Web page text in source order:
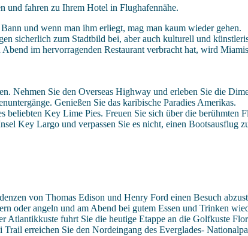
und fahren zu Ihrem Hotel in Flughafennähe.
und wenn man ihm erliegt, mag man kaum wieder gehen.
sicherlich zum Stadtbild bei, aber auch kulturell und
im hervorragenden Restaurant verbracht hat, wird
Nehmen Sie den Overseas Highway und erleben Sie die
Genießen Sie das karibische Paradies Amerikas.
Key Lime Pies. Freuen Sie sich über die berühmten
Key Largo und verpassen Sie es nicht, einen Bootsausflug
von Thomas Edison und Henry Ford einen Besuch
oder angeln und am Abend bei gutem Essen und Trinken
fuhrt Sie die heutige Etappe an die Golfkuste
erreichen Sie den Nordeingang des Everglades-